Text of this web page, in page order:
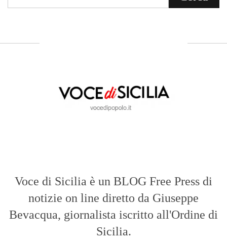
Voce di Sicilia è un BLOG Free Press di
notizie on line diretto da Giuseppe
Bevacqua, giornalista iscritto all'Ordine di
Sicilia.